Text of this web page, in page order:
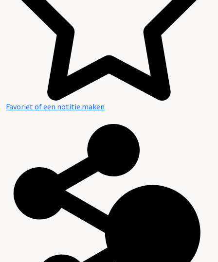
Favoriet of een notitie maken